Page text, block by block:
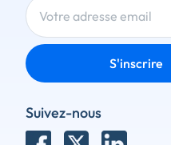
S'inscrire
Suivez-nous